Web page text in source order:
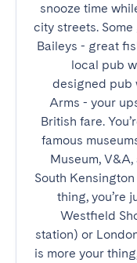
snooze time
city streets.
Baileys - great
local pub
designed pub
Arms - your
British fare.
famous
Museum,
South
thing, you’re
Westfield
station) or
is more your